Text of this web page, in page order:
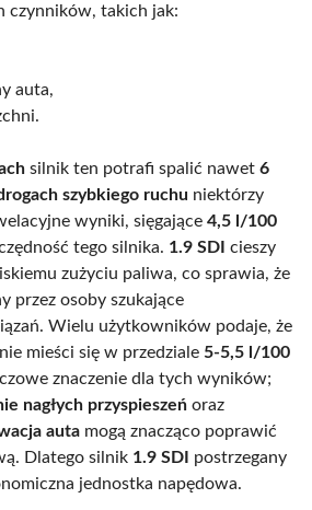
czynników, takich jak:
auta,
silnik ten potrafi spalić nawet 6
szybkiego ruchu niektórzy
wyniki, sięgające 4,5 l/100
tego silnika. 1.9 SDI cieszy
zużyciu paliwa, co sprawia, że
przez osoby szukające
Wielu użytkowników podaje, że
mieści się w przedziale 5-5,5 l/100
znaczenie dla tych wyników;
nagłych przyspieszeń oraz
auta mogą znacząco poprawić
Dlatego silnik 1.9 SDI
postrzegany
jednostka napędowa.